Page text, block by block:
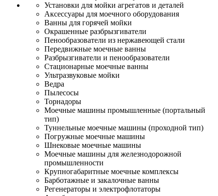
Установки для мойки агрегатов и деталей
Аксессуары для моечного оборудования
Ванны для горячей мойки
Окрашенные разбрызгиватели
Пенообразователи из нержавеющей стали
Передвижные моечные ванны
Разбрызгиватели и пенообразователи
Стационарные моечные ванны
Ультразвуковые мойки
Ведра
Пылесосы
Торнадоры
Моечные машины промышленные (портальный
тип)
Туннельные моечные машины (проходной тип)
Погружные моечные машины
Шнековые моечные машины
Моечные машины для железнодорожной
промышленности
Крупногабаритные моечные комплексы
Барботажные и закалочные ванны
Регенераторы и электрофлотаторы